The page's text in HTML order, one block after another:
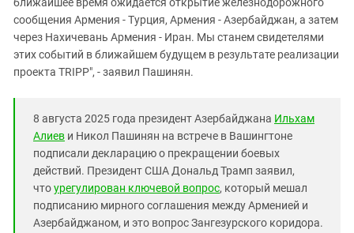
ближайшее время ожидается открытие железнодорожного
сообщения Армения - Турция, Армения - Азербайджан, а затем
через Нахичевань Армения - Иран. Мы станем свидетелями
этих событий в ближайшем будущем в результате реализации
проекта TRIPP", - заявил Пашинян.
8 августа 2025 года президент Азербайджана Ильхам
Алиев и Никол Пашинян на встрече в Вашингтоне
подписали декларацию о прекращении боевых
действий. Президент США Дональд Трамп заявил,
чтоурегулирован ключевой вопрос, который мешал
подписанию мирного соглашения между Арменией и
Азербайджаном, и это вопрос Зангезурского коридора.